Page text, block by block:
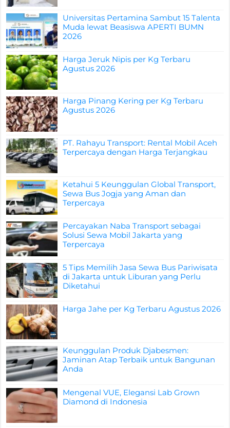
Universitas Pertamina Sambut 15 Talenta
Muda lewat Beasiswa APERTI BUMN
2026
Harga Jeruk Nipis per Kg Terbaru
Agustus 2026
Harga Pinang Kering per Kg Terbaru
Agustus 2026
PT. Rahayu Transport: Rental Mobil Aceh
Terpercaya dengan Harga Terjangkau
Ketahui 5 Keunggulan Global Transport,
Sewa Bus Jogja yang Aman dan
Terpercaya
Percayakan Naba Transport sebagai
Solusi Sewa Mobil Jakarta yang
Terpercaya
5 Tips Memilih Jasa Sewa Bus Pariwisata
di Jakarta untuk Liburan yang Perlu
Diketahui
Harga Jahe per Kg Terbaru Agustus 2026
Keunggulan Produk Djabesmen:
Jaminan Atap Terbaik untuk Bangunan
Anda
Mengenal VUE, Elegansi Lab Grown
Diamond di Indonesia